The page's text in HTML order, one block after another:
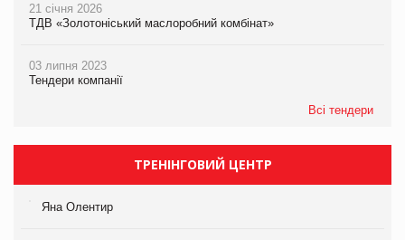
21 січня 2026
ТДВ «Золотоніський маслоробний комбінат»
03 липня 2023
Тендери компанії
Всі тендери
ТРЕНІНГОВИЙ ЦЕНТР
Яна Олентир